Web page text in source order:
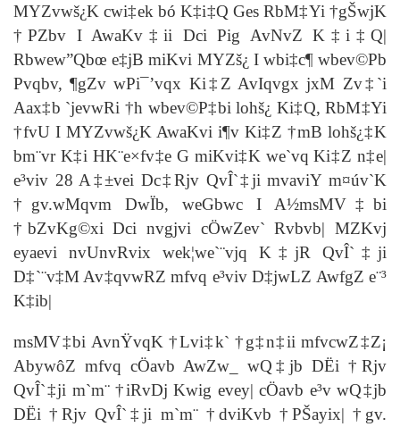
MYZvwš¿K cwi‡ek bó K‡i‡Q Ges RbM‡Yi †gŠwjK
†PZbv I AwaKv‡ii Dci Pig AvNvZ K‡i‡Q|
Rbwew”Qbœ e‡jB miKvi MYZš¿ I wbi‡c¶ wbev©Pb
Pvqbv, ¶gZv wPi¯’vqx Ki‡Z AvIqvgx jxM Zv‡`i
Aax‡b `jevwRi †h wbev©P‡bi lohš¿ Ki‡Q, RbM‡Yi
†fvU I MYZvwš¿K AwaKvi i¶v Ki‡Z †mB lohš¿‡K
bm¨vr K‡i HK¨e×fv‡e G miKvi‡K we`vq Ki‡Z n‡e|
e³viv 28 A‡±vei Dc‡Rjv QvÎ`‡ji mvaviY m¤úv`K
†gv.wMqvm DwÏb, weGbwc I A½msMV‡bi
†bZvKg©xi Dci nvgjvi cÖwZev` Rvbvb| MZKvj
eyaevi nvUnvRvix wek¦we`¨vjq K‡jR QvÎ`‡ji
D‡`¨v‡M Av‡qvwRZ mfvq e³viv D‡j­wLZ AwfgZ e¨³
K‡ib|
msMV‡bi AvnŸvqK †Lvi‡k` †g‡n‡ii mfvcwZ‡Z¡
AbywôZ mfvq cÖavb AwZw_ wQ‡jb DËi †Rjv
QvÎ`‡ji m`m¨ †iRvDj Kwig evey| cÖavb e³v wQ‡jb
DËi †Rjv QvÎ`‡ji m`m¨ †dviKvb †PŠayix| †gv.